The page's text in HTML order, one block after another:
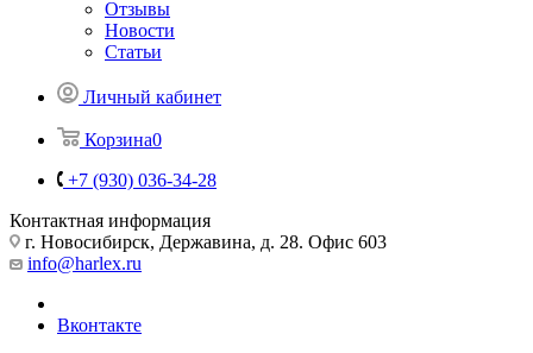
Отзывы
Новости
Статьи
Личный кабинет
Корзина0
+7 (930) 036-34-28
Контактная информация
г. Новосибирск, Державина, д. 28. Офис 603
info@harlex.ru
Вконтакте